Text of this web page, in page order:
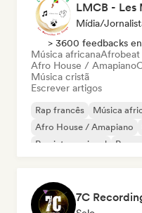
LMCB -
Mídia/
> 3600 feedbacks
Música africana
Afro House / Amapiano
Música cristã
Escrever artigos
Rap francês Música
Afro House / Amapiano
Rap internacional
Rap
7C